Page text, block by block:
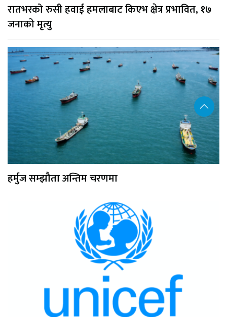
रातभरको रुसी हवाई हमलाबाट किएभ क्षेत्र प्रभावित, १७
जनाको मृत्यु
हर्मुज सम्झौता अन्तिम चरणमा